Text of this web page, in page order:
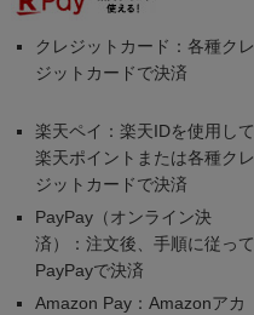
クレジットカード：各種クレ
ジットカードで決済
楽天ペイ：楽天IDを使用して
楽天ポイントまたは各種クレ
ジットカードで決済
PayPay（オンライン決
済）：注文後、手順に従って
PayPayで決済
Amazon Pay：Amazonアカ